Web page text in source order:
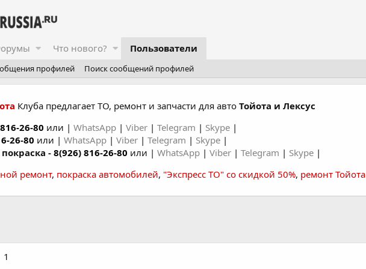
Что нового? Пользователи
профилей Поиск сообщений профилей
Клуба предлагает ТО, ремонт и запчасти для авто Тойота и Лексус
26-80 или | WhatsApp | Viber | Telegram | Skype |
26-80 или | WhatsApp | Viber | Telegram | Skype |
- 8(926) 816-26-80 или | WhatsApp | Viber | Telegram | Skype |
ремонт, покраска автомобилей, "Экспресс ТО" со скидкой 50%, ремонт Тойота
1